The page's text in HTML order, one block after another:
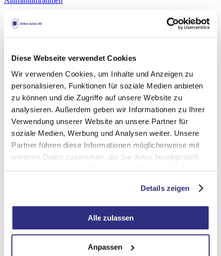
Diese Webseite verwendet Cookies
Wir verwenden Cookies, um Inhalte und Anzeigen zu
personalisieren, Funktionen für soziale Medien anbieten
zu können und die Zugriffe auf unsere Website zu
analysieren. Außerdem geben wir Informationen zu Ihrer
Verwendung unserer Website an unsere Partner für
soziale Medien, Werbung und Analysen weiter. Unsere
Partner führen diese Informationen möglicherweise mit
weiteren Daten zusammen, die Sie ihnen bereitgestellt
haben oder die sie im Rahmen Ihrer Nutzung der Dienste
Details zeigen
Alle zulassen
Anpassen
Alu-Wechselrahmen Sideloader Klassisch
Detail
Aluminiumrahmen
Foto-Aluminiumrahmen
Alu-Wechselrahmen Sideloader F015
Detail